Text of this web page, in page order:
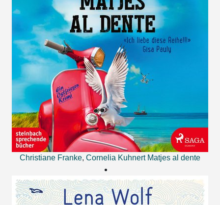
Christiane Franke, Cornelia Kuhnert Matjes al dente